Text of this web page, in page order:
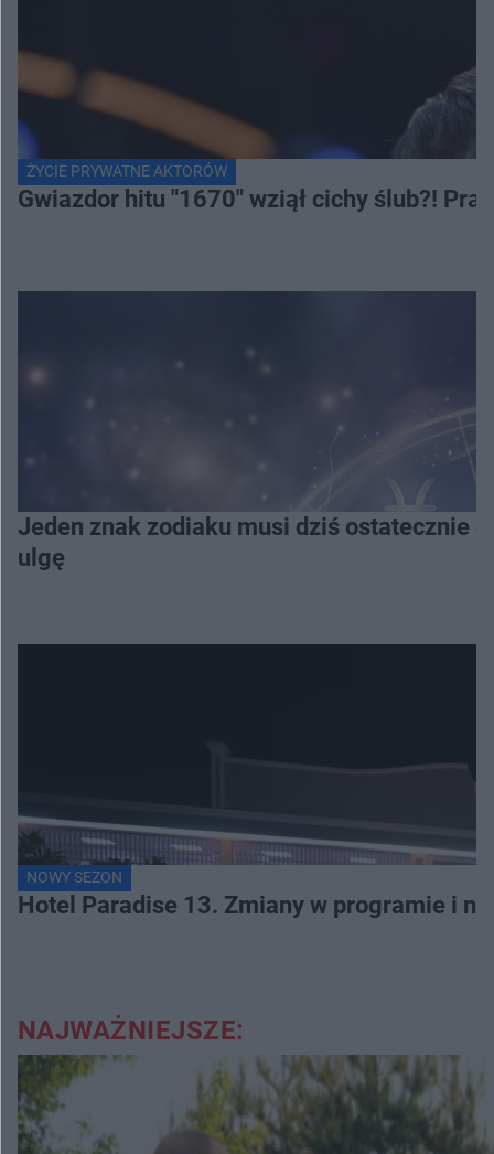
ŻYCIE PRYWATNE AKTORÓW
Gwiazdor hitu "1670" wziął cichy ślub?!
Jeden znak zodiaku musi dziś ostatecznie
ulgę
NOWY SEZON
Hotel Paradise 13. Zmiany w programie i
NAJWAŻNIEJSZE: